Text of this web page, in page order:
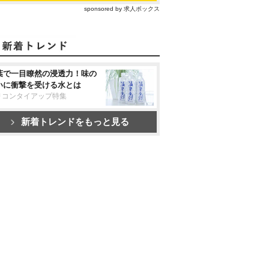
sponsored by 求人ボックス
で一目瞭然の浸透力！味の
に衝撃を受ける水とは
コンタイアップ特集
新着トレンドをもっと見る